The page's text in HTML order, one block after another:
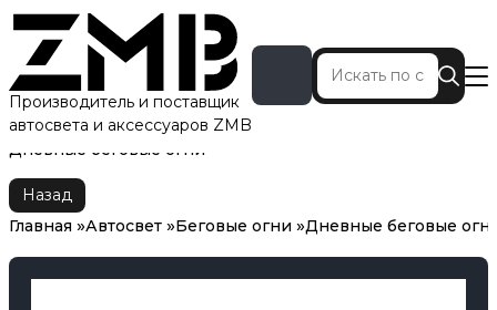
Производитель и поставщик
автосвета и аксессуаров ZMB
Главная Автосвет
Беговые огни
Дневные беговые огни
Назад
Главная
Автосвет Беговые огни Дневные беговые